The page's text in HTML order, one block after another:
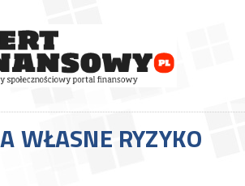
WŁASNE RYZYKO